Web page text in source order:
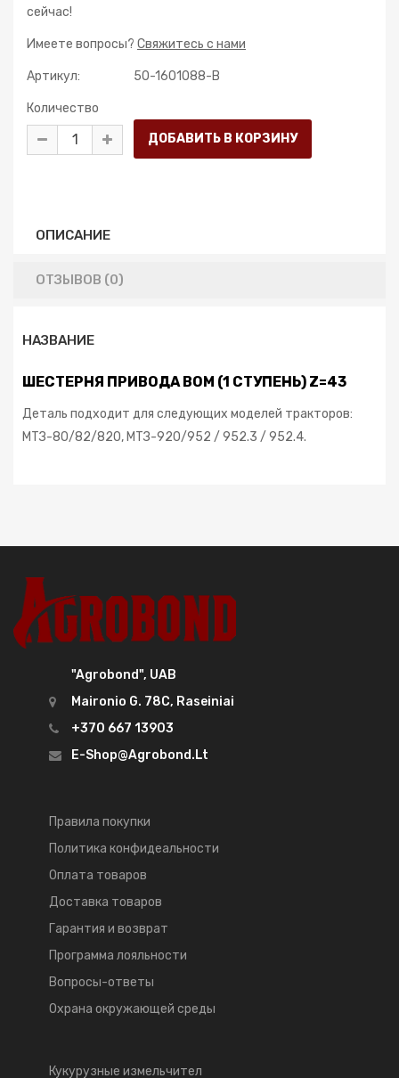
сейчас!
Имеете вопросы? Свяжитесь с нами
Артикул: 50-1601088-B
Количество
ОПИСАНИЕ
ОТЗЫВОВ (0)
НАЗВАНИЕ
ШЕСТЕРНЯ ПРИВОДА ВОМ (1 СТУПЕНЬ) Z=43
Деталь подходит для следующих моделей тракторов:
МТЗ-80/82/820, МТЗ-920/952 / 952.3 / 952.4.
"Agrobond", UAB
Maironio G. 78C, Raseiniai
+370 667 13903
E-Shop@agrobond.lt
Правила покупки
Политика конфидеальности
Оплата товаров
Доставка товаров
Гарантия и возврат
Программа лояльности
Вопросы-ответы
Охрана окружающей среды
Кукурузные измельчител